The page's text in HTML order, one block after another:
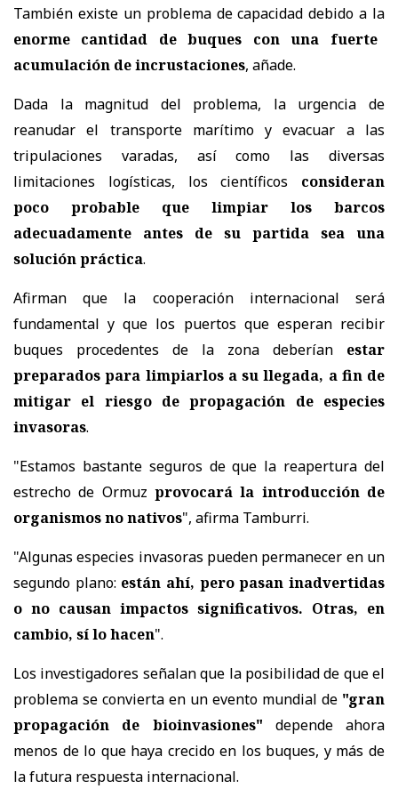
También existe un problema de capacidad debido a la
enorme cantidad de buques con una fuerte
acumulación de incrustaciones, añade.
Dada la magnitud del problema, la urgencia de
reanudar el transporte marítimo y evacuar a las
tripulaciones varadas, así como las diversas
limitaciones logísticas, los científicos consideran
poco probable que limpiar los barcos
adecuadamente antes de su partida sea una
solución práctica.
Afirman que la cooperación internacional será
fundamental y que los puertos que esperan recibir
buques procedentes de la zona deberían estar
preparados para limpiarlos a su llegada, a fin de
mitigar el riesgo de propagación de especies
invasoras.
"Estamos bastante seguros de que la reapertura del
estrecho de Ormuz provocará la introducción de
organismos no nativos", afirma Tamburri.
"Algunas especies invasoras pueden permanecer en un
segundo plano: están ahí, pero pasan inadvertidas
o no causan impactos significativos. Otras, en
cambio, sí lo hacen".
Los investigadores señalan que la posibilidad de que el
problema se convierta en un evento mundial de "gran
propagación de bioinvasiones" depende ahora
menos de lo que haya crecido en los buques, y más de
la futura respuesta internacional.